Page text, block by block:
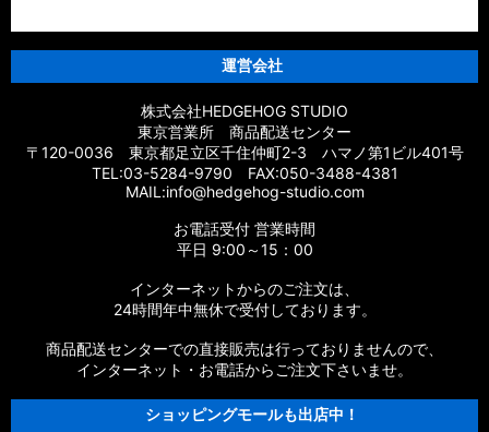
【シマノ】18エクスセンスCI4+［EXSENCE CI4+］対応 カス
タムパーツ
【シマノ】17エクスセンス［EXSENCE］対応 カスタムパーツ
【シマノ】16エクスセンスLB［EXSENCE LB］対応 カスタム
【シマノ】14エクスセンスBB［EXSENCE BB］対応 カスタム
【シマノ】13エクスセンスLB［EXSENCE LB］対応 カスタム
【シマノ】12エクスセンスCI4+［EXSENCE CI4+］対応 カス
運営会社
株式会社HEDGEHOG STUDIO
東京営業所 商品配送センター
〒120-0036 東京都足立区千住仲町2-3 ハマノ第1ビル401号
TEL:03-5284-9790 FAX:050-3488-4381
MAIL:info@hedgehog-studio.com
お電話受付 営業時間
平日 9:00～15：00
インターネットからのご注文は、
24時間年中無休で受付しております。
商品配送センターでの直接販売は行っておりませんので、
インターネット・お電話からご注文下さいませ。
ショッピングモールも出店中！